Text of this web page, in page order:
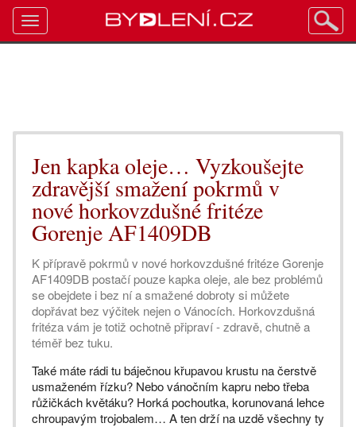
Jen kapka oleje… Vyzkoušejte
zdravější smažení pokrmů v
nové horkovzdušné fritéze
Gorenje AF1409DB
K přípravě pokrmů v nové horkovzdušné fritéze Gorenje
AF1409DB postačí pouze kapka oleje, ale bez problémů
se obejdete i bez ní a smažené dobroty si můžete
dopřávat bez výčitek nejen o Vánocích. Horkovzdušná
fritéza vám je totiž ochotně připraví - zdravě, chutně a
téměř bez tuku.
Také máte rádi tu báječnou křupavou krustu na čerstvě
usmaženém řízku? Nebo vánočním kapru nebo třeba
růžičkách květáku? Horká pochoutka, korunovaná lehce
chroupavým trojobalem… A ten drží na uzdě všechny ty
Toggle
navigation